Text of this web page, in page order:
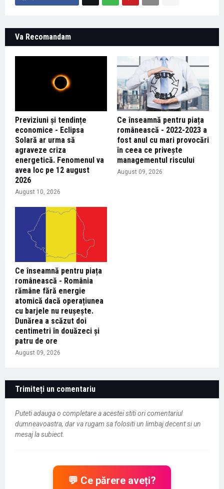
Va Recomandam
Previziuni și tendințe
economice - Eclipsa
Solară ar urma să
agraveze criza
energetică. Fenomenul va
avea loc pe 12 august
2026
August 10, 2026
Ce înseamnă pentru piața
românească - 2022-2023 a
fost anul cu mari provocări
în ceea ce privește
managementul riscului
August 09, 2026
Ce înseamnă pentru piața
românească - România
rămâne fără energie
atomică dacă operațiunea
cu barjele nu reușește.
Dunărea a scăzut doi
centimetri în douăzeci și
patru de ore
August 09, 2026
Trimiteți un comentariu
Puteti adauga o completare a acestei stiti ori comentariul
dumneavoastra, dar va rugam sa folositi un limbaj decent si un
mesaj la subiect.
💬 Ce părere aveți?